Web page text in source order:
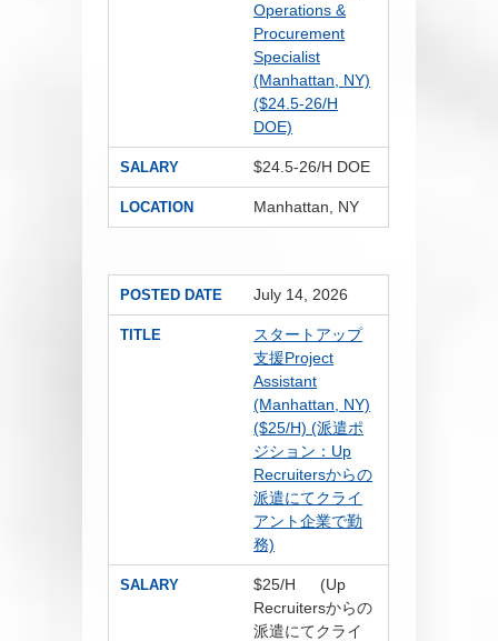
Operations &
Procurement
Specialist
(Manhattan, NY)
($24.5-26/H
DOE)
SALARY $24.5-26/H DOE
LOCATION Manhattan, NY
POSTED DATE July 14, 2026
TITLE
スタートアップ
支援Project
Assistant
(Manhattan, NY)
($25/H) (派遣ポ
ジション：Up
Recruitersからの
派遣にてクライ
アント企業で勤
務)
SALARY
$25/H (Up
Recruitersからの
派遣にてクライ